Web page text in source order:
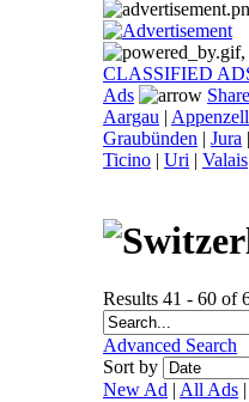
CLASSIFIED
Ads
Aargau |
Graubünden | Jura |
Ticino | Uri | Valais
Results 41 - 60 of
Advanced Search
Sort by
New Ad | All Ads |